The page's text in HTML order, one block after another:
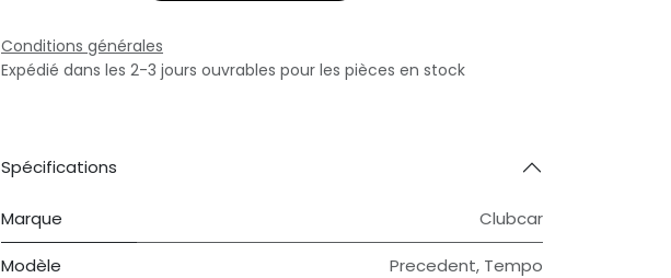
Conditions générales
Expédié dans les 2-3 jours ouvrables pour les pièces en stock
Spécifications
Marque Clubcar
Modèle Precedent, Tempo